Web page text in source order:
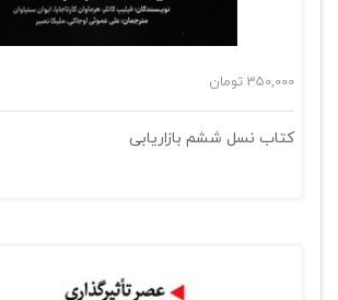
350,000 تومان
کتاب نسل ششم بازاریابی